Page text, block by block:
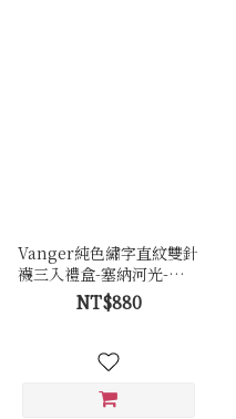
Vanger純色繡字直紋雙針
襪三入禮盒-塞納河光-暖燦
沐色
NT$880